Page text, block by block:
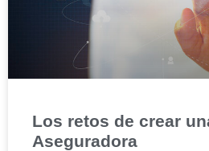
Los retos de crear
Aseguradora